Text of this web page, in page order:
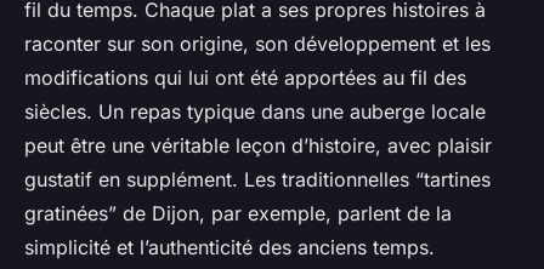
fil du temps. Chaque plat a ses propres histoires à
raconter sur son origine, son développement et les
modifications qui lui ont été apportées au fil des
siècles. Un repas typique dans une auberge locale
peut être une véritable leçon d’histoire, avec plaisir
gustatif en supplément. Les traditionnelles “tartines
gratinées” de Dijon, par exemple, parlent de la
simplicité et l’authenticité des anciens temps.